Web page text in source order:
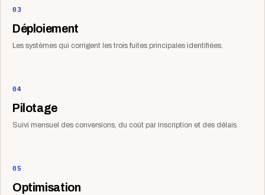
03
Déploiement
Les systèmes qui corrigent les trois fuites principales identifiées.
04
Pilotage
Suivi mensuel des conversions, du coût par inscription et des délais.
05
Optimisation